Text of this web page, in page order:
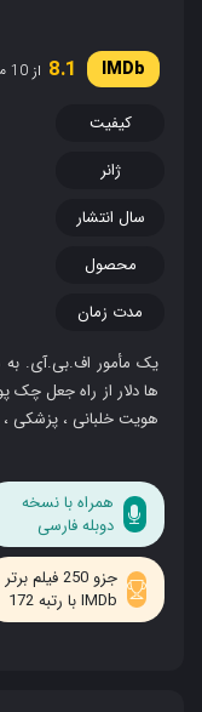
8.1 از 10
کیفیت
ژانر
سال انتشار
محصول
مدت زمان
ها دلار از راه جعل
هویت خلبانی ، پزشکی
همراه با نسخه
دوبله فارسی
جزو 250 فیلم برتر
IMDb با رتبه 172